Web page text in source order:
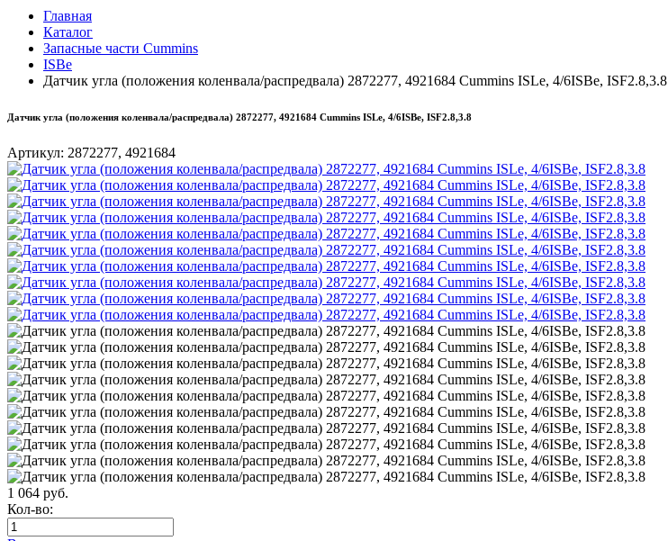
Главная
Каталог
Запасные части Cummins
ISBe
Датчик угла (положения коленвала/распредвала) 2872277, 4921684 Cummins ISLe, 4/6ISBe, ISF2.8,3.8
Датчик угла (положения коленвала/распредвала) 2872277, 4921684 Cummins ISLe, 4/6ISBe, ISF2.8,3.8
Артикул: 2872277, 4921684
1 064 руб.
Кол-во: